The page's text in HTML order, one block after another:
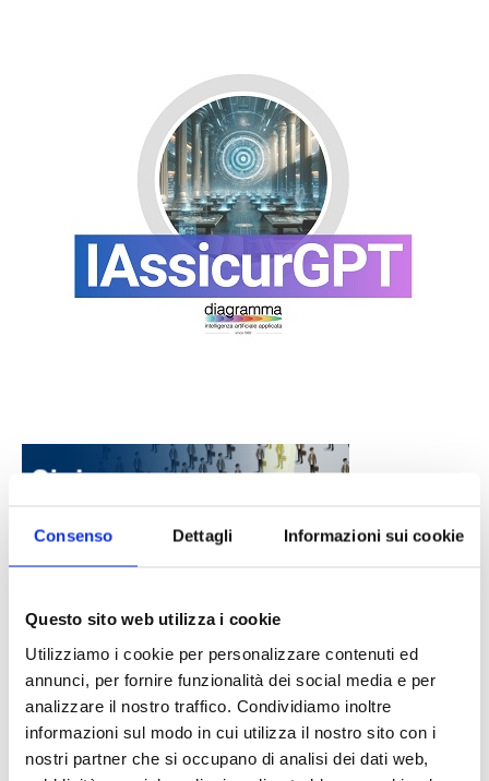
Consenso Dettagli Informazioni sui cookie
Questo sito web utilizza i cookie
Utilizziamo i cookie per personalizzare contenuti ed
annunci, per fornire funzionalità dei social media e per
analizzare il nostro traffico. Condividiamo inoltre
informazioni sul modo in cui utilizza il nostro sito con i
nostri partner che si occupano di analisi dei dati web,
DALLE AZIENDENotizie sponsorizzate
Prima Assicurazioni: grande
partecipazione alla Convention degli
intermediari partner 2026
1 Luglio 2026